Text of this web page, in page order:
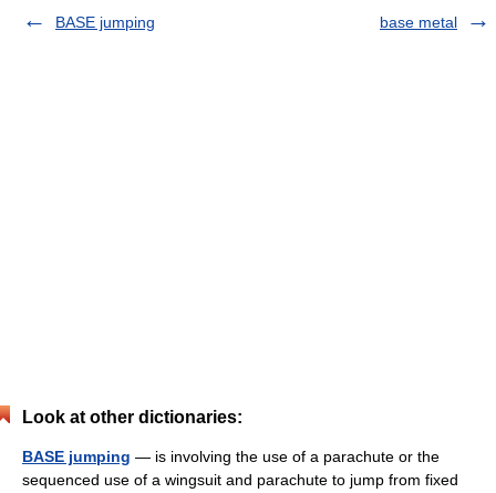
BASE jumping
base metal
Look at other dictionaries:
BASE jumping — is involving the use of a parachute or the
sequenced use of a wingsuit and parachute to jump from fixed